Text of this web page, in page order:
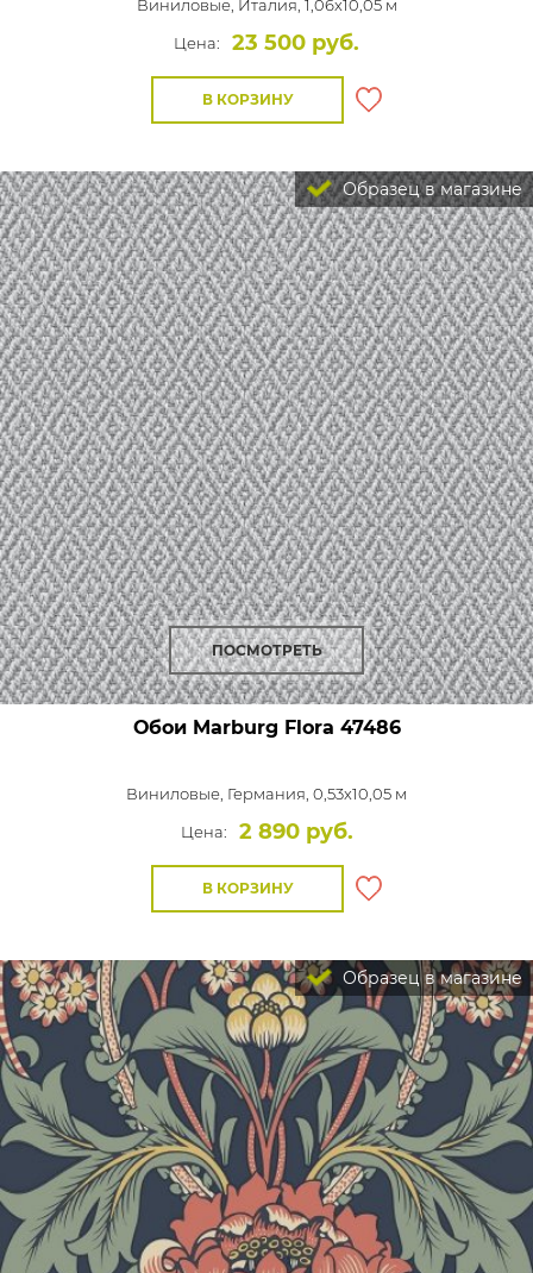
Виниловые, Италия, 1,06x10,05 м
Цена:
23 500 руб.
В КОРЗИНУ
Образец в магазине
ПОСМОТРЕТЬ
Обои Marburg Flora 47486
Виниловые, Германия, 0,53x10,05 м
Цена:
2 890 руб.
В КОРЗИНУ
Образец в магазине